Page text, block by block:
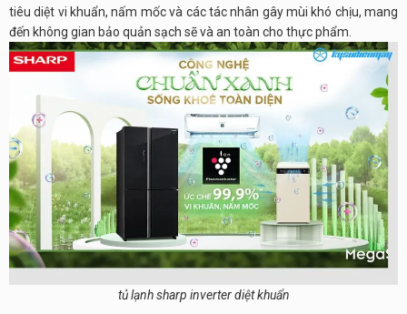
tiêu diệt vi khuẩn, nấm mốc và các tác nhân gây mùi khó chịu, mang
đến không gian bảo quản sạch sẽ và an toàn cho thực phẩm.
tủ lạnh sharp inverter diệt khuẩn